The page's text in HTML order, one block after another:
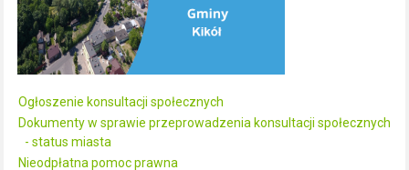
Ogłoszenie konsultacji społecznych
Dokumenty w sprawie przeprowadzenia konsultacji społecznych
- status miasta
Nieodpłatna pomoc prawna